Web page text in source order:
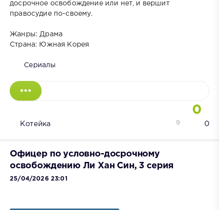
досрочное освобождение или нет, и вершит
правосудие по-своему.
Жанры: Драма
Страна: Южная Корея
Сериалы
0
Котейка 0
9
Офицер по условно-досрочному
освобождению Ли Хан Син, 3 серия
25/04/2026 23:01